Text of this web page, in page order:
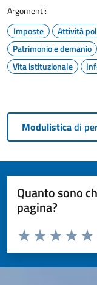
Argomenti:
Imposte
Attività
Patrimonio e demanio
Vita istituzionale
Modulisticadi
Quanto sono
pagina?
Valuta da 1 a 5 stelle la
Valuta
Valuta 3
Valuta 2 stelle
Valuta 1 stelle su 5